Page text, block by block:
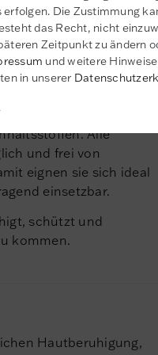
Heilung kleiner
wird.
Novexpert
entwickelt und
Alle
und frei von
eignen sie sich ideal
einsetzbar.
schützt und
kommen.
Hautberuhigung,
Die Zustimmung
das Recht, nicht
Zeitpunkt zu ändern
und weitere
in unserer